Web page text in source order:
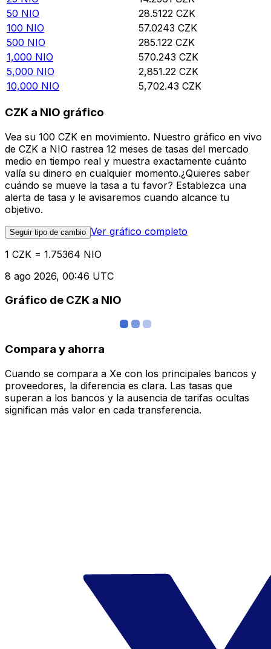
50 NIO 28.5122 CZK
100 NIO 57.0243 CZK
500 NIO 285.122 CZK
1,000 NIO 570.243 CZK
5,000 NIO 2,851.22 CZK
10,000 NIO 5,702.43 CZK
CZK a NIO gráfico
Vea su 100 CZK en movimiento. Nuestro gráfico en vivo
de CZK a NIO rastrea 12 meses de tasas del mercado
medio en tiempo real y muestra exactamente cuánto
valía su dinero en cualquier momento.¿Quieres saber
cuándo se mueve la tasa a tu favor? Establezca una
alerta de tasa y le avisaremos cuando alcance tu
objetivo.
Seguir tipo de cambio Ver gráfico completo
1 CZK = 1.75364 NIO
8 ago 2026, 00:46 UTC
Gráfico de CZK a NIO
Compara y ahorra
Cuando se compara a Xe con los principales bancos y
proveedores, la diferencia es clara. Las tasas que
superan a los bancos y la ausencia de tarifas ocultas
significan más valor en cada transferencia.